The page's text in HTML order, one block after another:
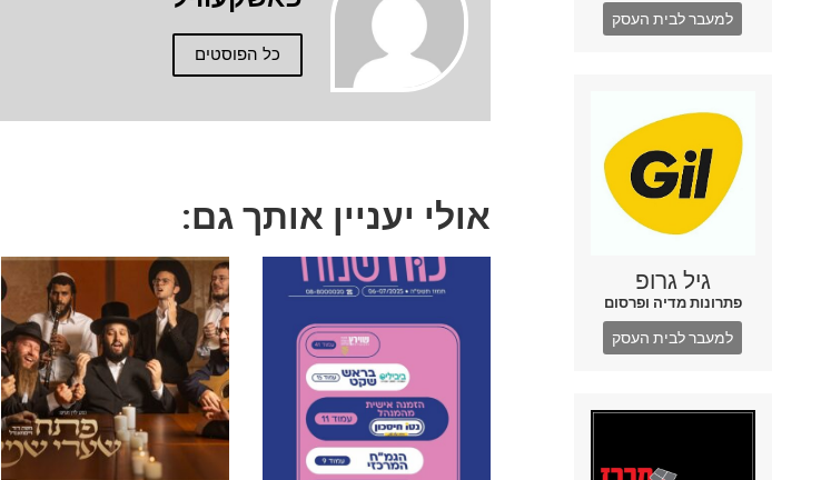
למעבר לבית העסק
גיל גרופ
פתרונות מדיה ופרסום
למעבר לבית העסק
כל הפוסטים
אולי יעניין אותך גם: